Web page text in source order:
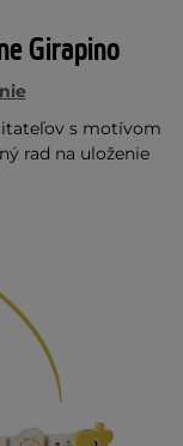
Girapino
s motívom
rad na uloženie